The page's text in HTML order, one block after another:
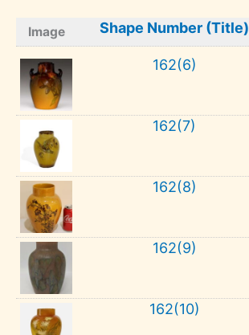
Image Shape Number (Title)
162(6)
162(7)
162(8)
162(9)
162(10)